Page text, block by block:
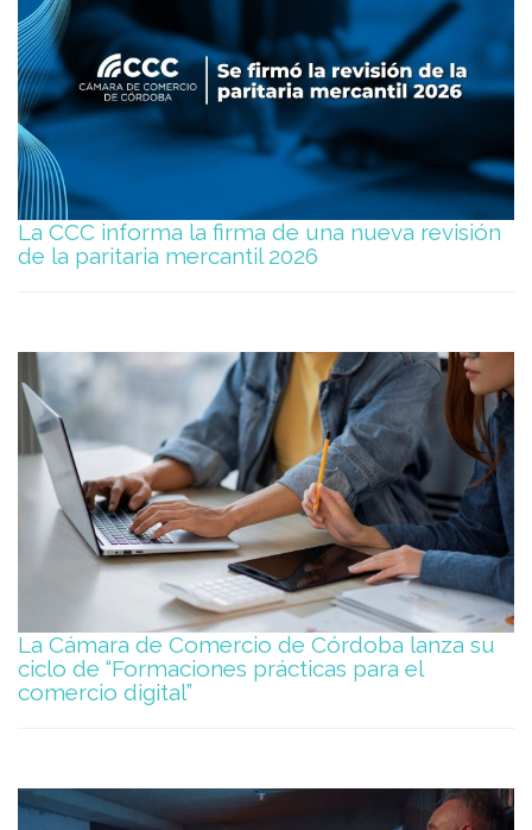
La CCC informa la firma de una nueva revisión
de la paritaria mercantil 2026
La Cámara de Comercio de Córdoba lanza su
ciclo de “Formaciones prácticas para el
comercio digital”